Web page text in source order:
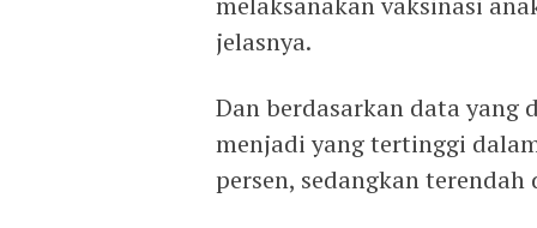
jelasnya.
Dan berdasarkan data
menjadi yang tertinggi
persen, sedangkan